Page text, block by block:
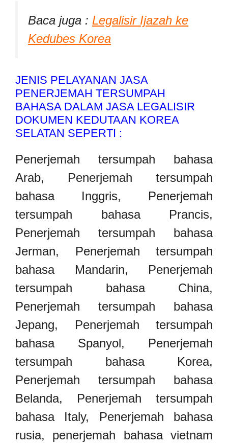
Baca juga : Legalisir Ijazah ke
Kedubes Korea
JENIS PELAYANAN JASA
PENERJEMAH TERSUMPAH
BAHASA DALAM JASA LEGALISIR
DOKUMEN KEDUTAAN KOREA
SELATAN SEPERTI :
Penerjemah tersumpah bahasa
Arab, Penerjemah tersumpah
bahasa Inggris, Penerjemah
tersumpah bahasa Prancis,
Penerjemah tersumpah bahasa
Jerman, Penerjemah tersumpah
bahasa Mandarin, Penerjemah
tersumpah bahasa China,
Penerjemah tersumpah bahasa
Jepang, Penerjemah tersumpah
bahasa Spanyol, Penerjemah
tersumpah bahasa Korea,
Penerjemah tersumpah bahasa
Belanda, Penerjemah tersumpah
bahasa Italy, Penerjemah bahasa
rusia, penerjemah bahasa vietnam